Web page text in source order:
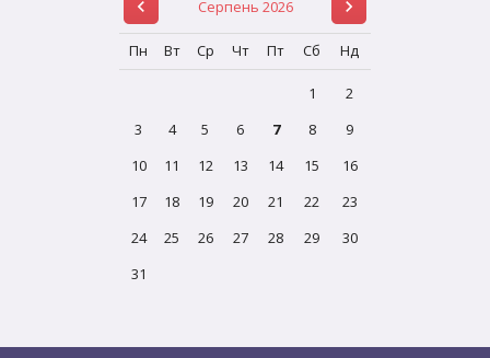
Серпень 2026
Пн Вт Ср Чт Пт Сб Нд
1
2
3
4 5 6 7 8
9
10
11 12 13 14 15
16
17
18 19 20 21 22
23
24
25 26 27 28 29
30
31